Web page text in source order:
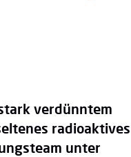
verdünntem
radioaktives
unter